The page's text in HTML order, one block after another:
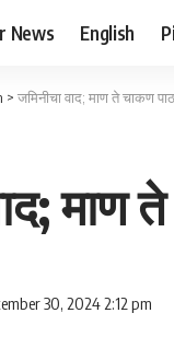
News English
> जमिनीचा वाद; माण ते चाकण
माण
30, 2024 2:12 pm